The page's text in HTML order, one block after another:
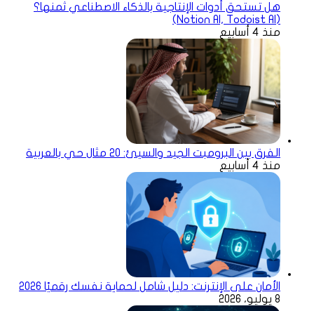
هل تستحق أدوات الإنتاجية بالذكاء الاصطناعي ثمنها؟
(Notion AI, Todoist AI)
منذ 4 أسابيع
الفرق بين البرومبت الجيد والسيئ: 20 مثال حي بالعربية
منذ 4 أسابيع
الأمان على الإنترنت: دليل شامل لحماية نفسك رقميًا 2026
8 يوليو، 2026